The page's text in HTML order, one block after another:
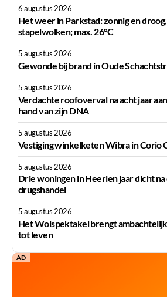
6 augustus 2026
Het weer in Parkstad: zonnig en
stapelwolken; max. 26°C
5 augustus 2026
Gewonde bij brand in Oude
5 augustus 2026
Verdachte roofoverval na acht jaar
hand van zijn DNA
5 augustus 2026
Vestiging winkelketen Wibra in Corio
5 augustus 2026
Drie woningen in Heerlen jaar dicht
drugshandel
5 augustus 2026
Het Wolspektakel brengt
tot leven
AD